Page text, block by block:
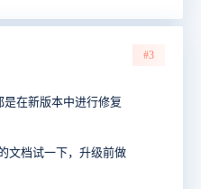
#3
在新版本中进行修复
文档试一下，升级前做